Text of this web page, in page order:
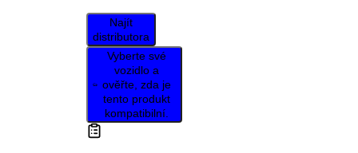
Najít
distributora
Vyberte své
vozidlo a
ověřte, zda je
tento produkt
kompatibilní.